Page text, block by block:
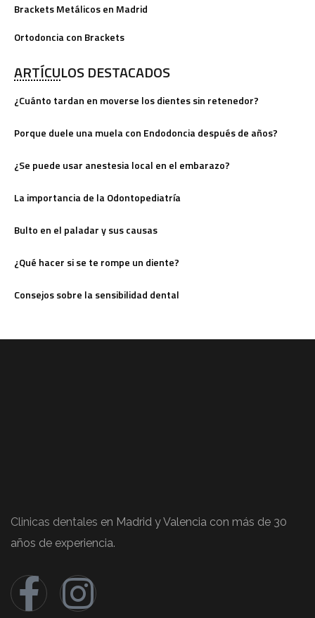
Brackets Metálicos en Madrid
Ortodoncia con Brackets
ARTÍCULOS DESTACADOS
¿Cuánto tardan en moverse los dientes sin retenedor?
Porque duele una muela con Endodoncia después de años?
¿Se puede usar anestesia local en el embarazo?
La importancia de la Odontopediatría
Bulto en el paladar y sus causas
¿Qué hacer si se te rompe un diente?
Consejos sobre la sensibilidad dental
Clinicas dentales en Madrid y Valencia con más de 30
años de experiencia.